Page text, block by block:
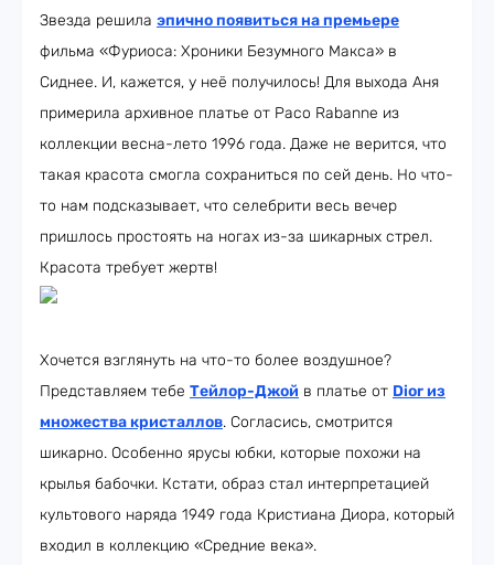
Звезда решила эпично появиться на премьере
фильма «Фуриоса: Хроники Безумного Макса» в
Сиднее. И, кажется, у неё получилось! Для выхода Аня
примерила архивное платье от Paco Rabanne из
коллекции весна-лето 1996 года. Даже не верится, что
такая красота смогла сохраниться по сей день. Но что-
то нам подсказывает, что селебрити весь вечер
пришлось простоять на ногах из-за шикарных стрел.
Красота требует жертв!
Хочется взглянуть на что-то более воздушное?
Представляем тебе Тейлор-Джой в платье от Dior из
множества кристаллов. Согласись, смотрится
шикарно. Особенно ярусы юбки, которые похожи на
крылья бабочки. Кстати, образ стал интерпретацией
культового наряда 1949 года Кристиана Диора, который
входил в коллекцию «Средние века».